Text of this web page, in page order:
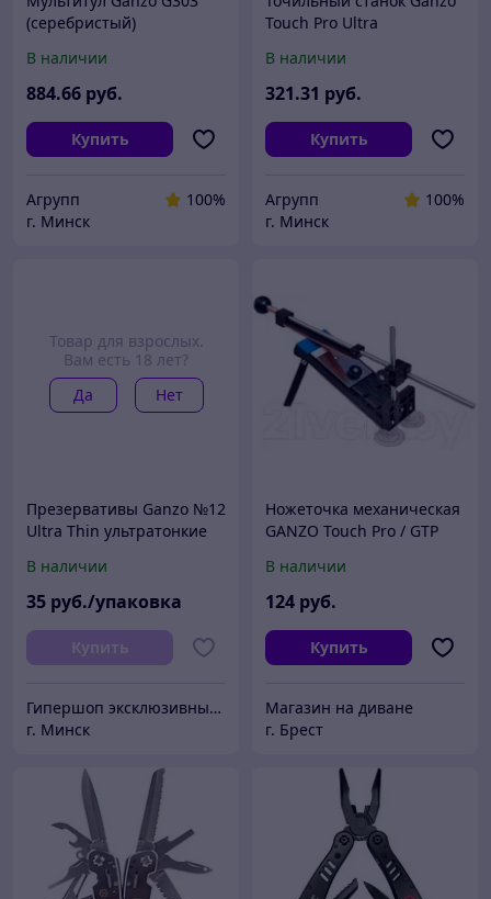
(серебристый)
В наличии
884.66 руб.
Купить
Агрупп
100%
г. Минск
Touch Pro Ultra
В наличии
321.31 руб.
Купить
Агрупп
100%
г. Минск
Товар для взрослых.
Вам есть 18 лет?
Да
Нет
Презервативы Ganzo №12
Ultra Thin ультратонкие
В наличии
35 руб./упаковка
Купить
Гипершоп эксклюзивных товаров
г. Минск
Ножеточка механическая
GANZO Touch Pro / GTP
В наличии
124 руб.
Купить
Магазин на диване
г. Брест